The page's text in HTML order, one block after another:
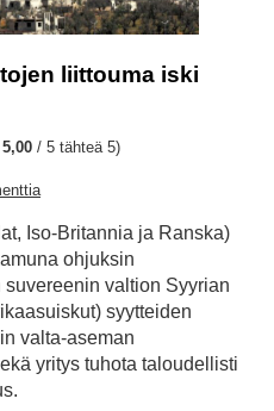
liittouma iski
5,00 / 5 tähteä 5)
Iso-Britannia ja Ranska)
ohjuksin
valtion Syyrian
syytteiden
valta-aseman
yritys tuhota taloudellisti